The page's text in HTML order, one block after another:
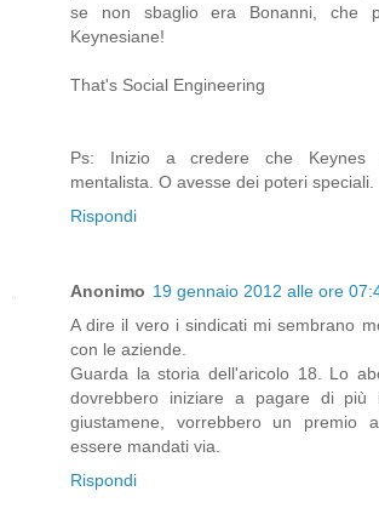
se non sbaglio era Bonanni, che
Keynesiane!
That's Social Engineering
Ps: Inizio a credere che Keynes
mentalista. O avesse dei poteri speciali.
Rispondi
Anonimo 19 gennaio 2012 alle ore
A dire il vero i sindicati mi sembrano
con le aziende.
Guarda la storia dell'aricolo 18. Lo
dovrebbero iniziare a pagare di più
giustamene, vorrebbero un premio
essere mandati via.
Rispondi